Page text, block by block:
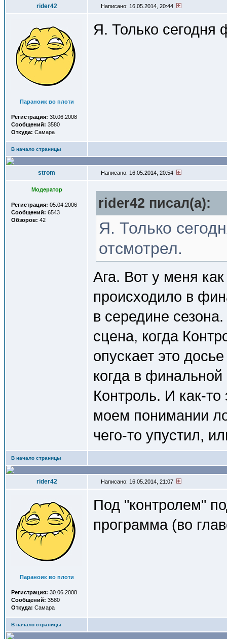
rider42 Написано: 16.05.2014, 20:44
Параноик во плоти
Регистрация: 30.06.2008
Сообщений: 3580
Откуда: Самара
Я. Только сегодня
В начало страницы
strom Написано: 16.05.2014, 20:54
Модератор
Регистрация: 05.04.2006
Сообщений: 6543
Обзоров: 42
rider42 писал(a):
Я. Только
отсмотрел.
Ага. Вот у меня
происходило в
в середине
сцена, когда
опускает это
когда в
Контроль. И как-
моем понимании
чего-то упустил,
В начало страницы
rider42 Написано: 16.05.2014, 21:07
Параноик во плоти
Регистрация: 30.06.2008
Сообщений: 3580
Откуда: Самара
Под "контролем"
программа (во
В начало страницы